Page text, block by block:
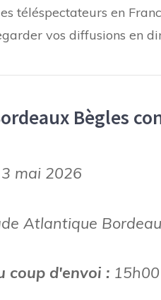
téléspectateurs en
vos diffusions en
Bègles
mai 2026
Atlantique
coup d'envoi :